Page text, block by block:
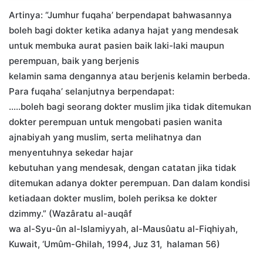
Artinya: “Jumhur fuqaha’ berpendapat bahwasannya
boleh bagi dokter ketika adanya hajat yang mendesak
untuk membuka aurat pasien baik laki-laki maupun
perempuan, baik yang berjenis
kelamin sama dengannya atau berjenis kelamin berbeda.
Para fuqaha’ selanjutnya berpendapat:
…..boleh bagi seorang dokter muslim jika tidak ditemukan
dokter perempuan untuk mengobati pasien wanita
ajnabiyah yang muslim, serta melihatnya dan
menyentuhnya sekedar hajar
kebutuhan yang mendesak, dengan catatan jika tidak
ditemukan adanya dokter perempuan. Dan dalam kondisi
ketiadaan dokter muslim, boleh periksa ke dokter
dzimmy.” (Wazâratu al-auqâf
wa al-Syu-ûn al-Islamiyyah, al-Mausûatu al-Fiqhiyah,
Kuwait, ‘Umûm-Ghilah, 1994, Juz 31, halaman 56)